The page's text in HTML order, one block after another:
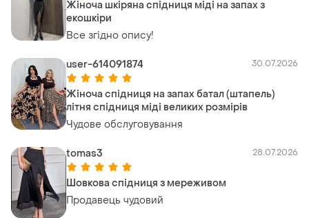
Жіноча шкіряна спідниця міді на запах з
екошкіри
Все згідно опису!
user-614091874 30.07.2026
Жіноча спідниця на запах батал (штапель)
літня спідниця міді великих розмірів
Чудове обслуговування
tomas3 28.07.2026
Шовкова спідниця з мереживом
Продавець чудовий